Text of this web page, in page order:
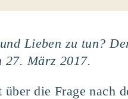
Lieben zu tun?
27. März 2017.
die Frage nach